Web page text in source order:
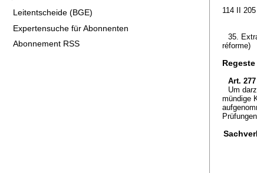
Leitentscheide (BGE)
Expertensuche für Abonnenten
Abonnement RSS
114 II 205
35.
réforme)
Regeste
Art.
Um
mündige